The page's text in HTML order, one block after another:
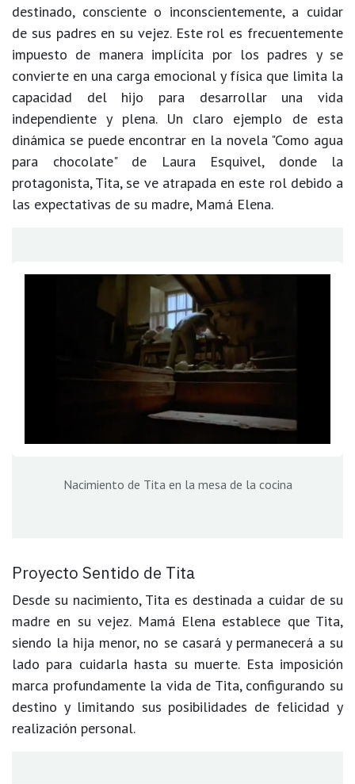
destinado, consciente o inconscientemente, a cuidar
de sus padres en su vejez. Este rol es frecuentemente
impuesto de manera implícita por los padres y se
convierte en una carga emocional y física que limita la
capacidad del hijo para desarrollar una vida
independiente y plena. Un claro ejemplo de esta
dinámica se puede encontrar en la novela "Como agua
para chocolate" de Laura Esquivel, donde la
protagonista, Tita, se ve atrapada en este rol debido a
las expectativas de su madre, Mamá Elena.
Nacimiento de Tita en la mesa de la cocina
Proyecto Sentido de Tita
Desde su nacimiento, Tita es destinada a cuidar de su
madre en su vejez. Mamá Elena establece que Tita,
siendo la hija menor, no se casará y permanecerá a su
lado para cuidarla hasta su muerte. Esta imposición
marca profundamente la vida de Tita, configurando su
destino y limitando sus posibilidades de felicidad y
realización personal.